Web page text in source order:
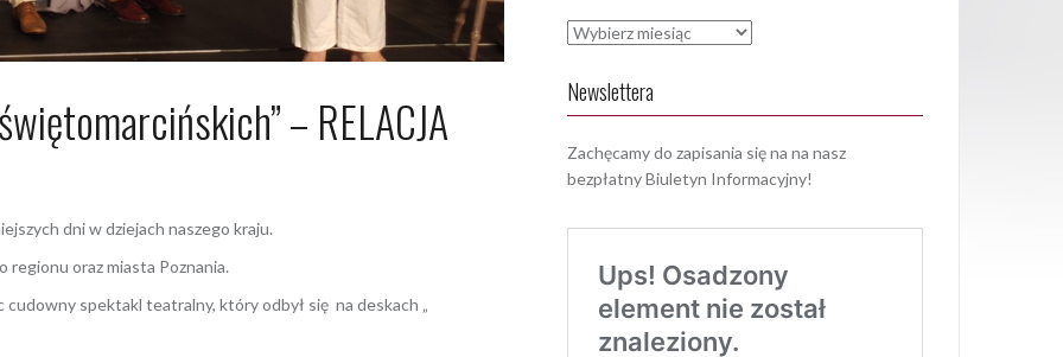
– RELACJA
dni w dziejach naszego kraju.
regionu oraz miasta Poznania.
cudowny spektakl teatralny, który odbył się na deskach „
Archiwa
Newslettera
Zachęcamy do zapisania się na na nasz
bezpłatny Biuletyn Informacyjny!